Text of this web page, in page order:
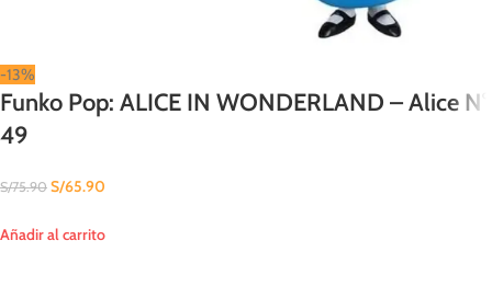
-13%
Funko Pop: ALICE IN WONDERLAND – Alice N°
49
S/75.90 S/65.90
Añadir al carrito